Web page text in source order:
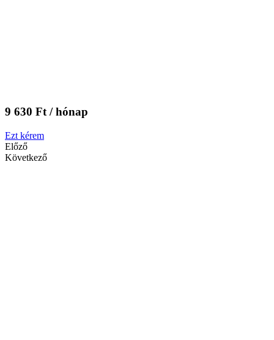
9 630 Ft / hónap
Ezt kérem
Előző
Következő